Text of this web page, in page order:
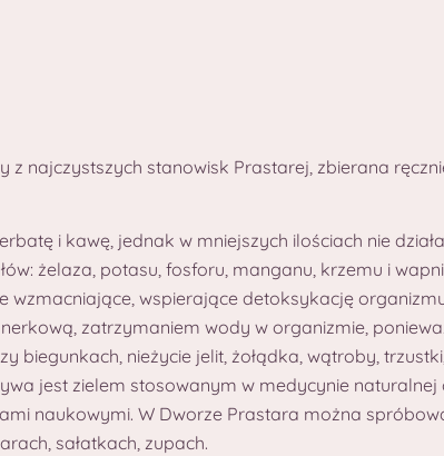
z najczystszych stanowisk Prastarej, zbierana
i kawę, jednak w mniejszych ilościach nie
żelaza, potasu, fosforu, manganu, krzemu i
wzmacniające, wspierające detoksykację
zatrzymaniem wody w organizmie,
biegunkach, nieżycie jelit, żołądka, wątroby,
jest zielem stosowanym w medycynie
naukowymi. W Dworze Prastara można
sałatkach, zupach.